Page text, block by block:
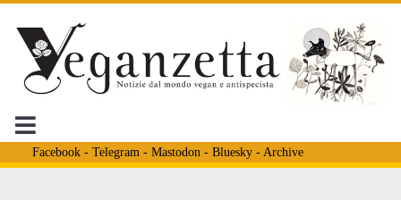
Facebook- Telegram - Mastodon - Bluesky- Archive